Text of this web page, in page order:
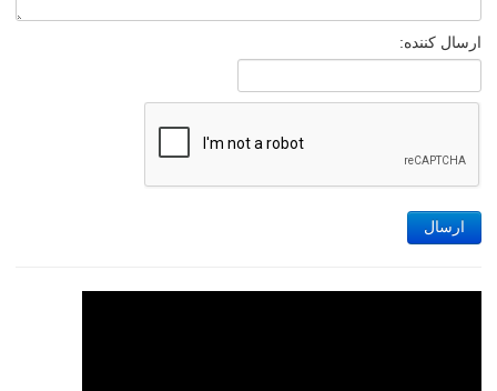
ارسال کننده:
ارسال